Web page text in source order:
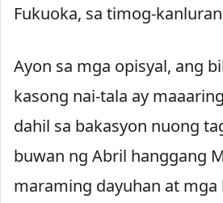
Fukuoka, sa timog-
Ayon sa mga opisyal, ang
kasong nai-tala ay
dahil sa bakasyon nuong
buwan ng Abril hanggang
maraming dayuhan at mga